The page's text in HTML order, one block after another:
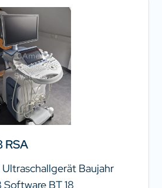
RSA
Baujahr
BT 18